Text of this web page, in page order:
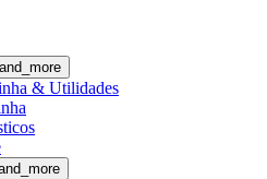
& Utilidades